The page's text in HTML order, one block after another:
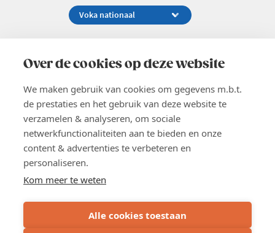
Over de cookies op deze website
We maken gebruik van cookies om gegevens m.b.t.
de prestaties en het gebruik van deze website te
verzamelen & analyseren, om sociale
netwerkfunctionaliteiten aan te bieden en onze
content & advertenties te verbeteren en
personaliseren.
Kom meer te weten
Alle cookies toestaan
02 229 81 11
EN
Word lid
Voka 2026